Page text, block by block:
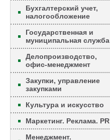
Бухгалтерский учет,
налогообложение
Государственная и
муниципальная служба
Делопроизводство,
офис-менеджмент
Закупки, управление
закупками
Культура и искусство
Маркетинг. Реклама. PR
Менеджмент.